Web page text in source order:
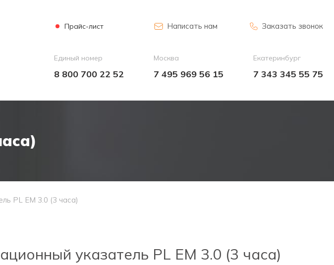
Прайс-лист Написать нам Заказать звонок
Единый номер
8 800 700 22 52
Москва
7 495 969 56 15
Екатеринбург
7 343 345 55 75
PL EM 3.0 (3 часа)
указатель PL EM 3.0 (3 часа)